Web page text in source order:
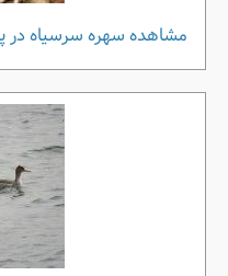
مشاهده سهره سرسیاه در پارک